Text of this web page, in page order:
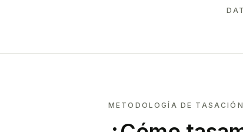
METODOLOGÍA DE TASACIÓN